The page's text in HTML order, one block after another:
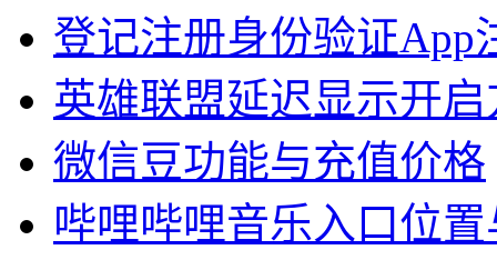
登记注册身份验证App
英雄联盟延迟显示开
微信豆功能与充值价格
哔哩哔哩音乐入口位